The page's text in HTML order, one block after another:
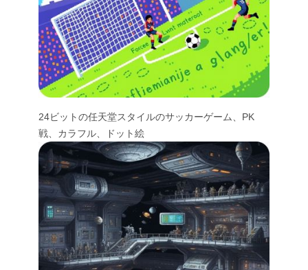
24ビットの任天堂スタイルのサッカーゲーム、PK
戦、カラフル、ドット絵